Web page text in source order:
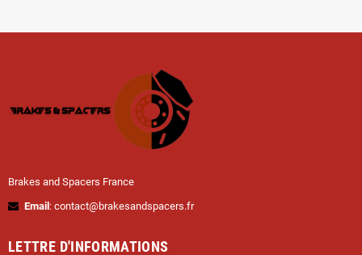
Brakes and Spacers France
Email : contact@brakesandspacers.fr
LETTRE D'INFORMATIONS